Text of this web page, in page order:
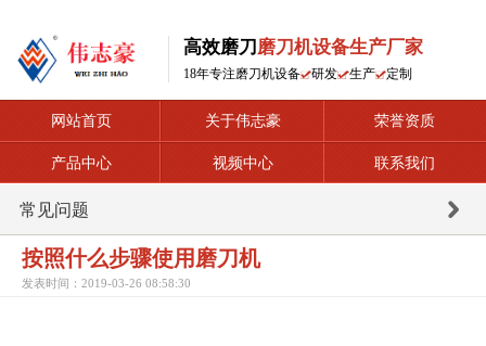
高效磨刀 磨刀机设备生产厂家
18年专注磨刀机设备 研发 生产 定制
网站首页 关于伟志豪 荣誉资质
产品中心 视频中心 联系我们
常见问题
按照什么步骤使用磨刀机
发表时间：2019-03-26 08:58:30